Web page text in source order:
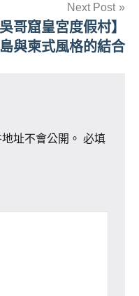
Next Post
哥窟皇宮度假村】
與柬式風格的結合
址不會公開。 必填